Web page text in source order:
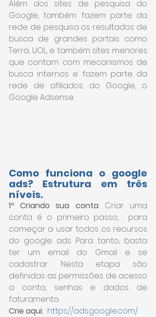
Além dos sites de pesquisa do
Google, também fazem parte da
rede de pesquisa os resultados de
busca de grandes portais como
Terra, UOL, e também sites menores
que contam com mecanismos de
busca internos e fazem parte da
rede de afiliados do Google, o
Google Adsense.
Como funciona o google
ads? Estrutura em três
níveis.
1º Criando sua conta: Criar uma
conta é o primeiro passo,  para
começar a usar todos os recursos
do google ads. Para tanto, basta
ter um email do Gmail e se
cadastrar. Nesta etapa são
definidas as permissões de acesso
a conta, senhas e dados de
faturamento.
Crie aqui: https://ads.google.com/